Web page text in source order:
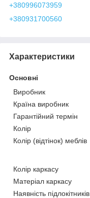
+380996073959
+380931700560
Характеристики
Основні
Виробник
Країна виробник
Гарантійний термін
Колір
Колір (відтінок) меблів
Колір каркасу
Матеріал каркасу
Наявність підлокітників